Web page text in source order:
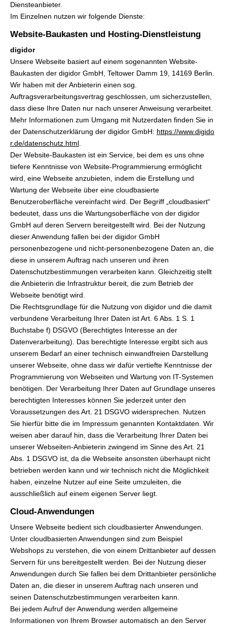
Diensteanbieter.
Im Einzelnen nutzen wir folgende Dienste:
Website-Baukasten und Hosting-Dienstleistung
digidor
Unsere Webseite basiert auf einem sogenannten Website-
Baukasten der digidor GmbH, Teltower Damm 19, 14169 Berlin.
Wir haben mit der Anbieterin einen sog.
Auftragsverarbeitungsvertrag geschlossen, um sicherzustellen,
dass diese Ihre Daten nur nach unserer Anweisung verarbeitet.
Mehr Informationen zum Umgang mit Nutzerdaten finden Sie in
der Datenschutzerklärung der digidor GmbH: https://www.digido
r.de/datenschutz.html
Der Website-Baukasten ist ein Service, bei dem es uns ohne
tiefere Kenntnisse von Website-Programmierung ermöglicht
wird, eine Webseite anzubieten, indem die Erstellung und
Wartung der Webseite über eine cloudbasierte
Benutzeroberfläche vereinfacht wird. Der Begriff „cloudbasiert“
bedeutet, dass uns die Wartungsoberfläche von der digidor
GmbH auf deren Servern bereitgestellt wird. Bei der Nutzung
dieser Anwendung fallen bei der digidor GmbH
personenbezogene und nicht-personenbezogene Daten an, die
diese in unserem Auftrag nach unseren und ihren
Datenschutzbestimmungen verarbeiten kann. Gleichzeitig stellt
die Anbieterin die Infrastruktur bereit, die zum Betrieb der
Webseite benötigt wird.
Die Rechtsgrundlage für die Nutzung von digidor und die damit
verbundene Verarbeitung Ihrer Daten ist Art. 6 Abs. 1 S. 1
Buchstabe f) DSGVO (Berechtigtes Interesse an der
Datenverarbeitung). Das berechtigte Interesse ergibt sich aus
unserem Bedarf an einer technisch einwandfreien Darstellung
unserer Webseite, ohne dass wir dafür vertiefte Kenntnisse der
Programmierung von Webseiten und Wartung von IT-Systemen
benötigen. Der Verarbeitung Ihrer Daten auf Grundlage unseres
berechtigten Interesses können Sie jederzeit unter den
Voraussetzungen des Art. 21 DSGVO widersprechen. Nutzen
Sie hierfür bitte die im Impressum genannten Kontaktdaten. Wir
weisen aber darauf hin, dass die Verarbeitung Ihrer Daten bei
unserer Webseiten-Anbieterin zwingend im Sinne des Art. 21
Abs. 1 DSGVO ist, da die Webseite ansonsten überhaupt nicht
betrieben werden kann und wir technisch nicht die Möglichkeit
haben, einzelne Nutzer auf eine Seite umzuleiten, die
ausschließlich auf einem eigenen Server liegt.
Cloud-Anwendungen
Unsere Webseite bedient sich cloudbasierter Anwendungen.
Unter cloudbasierten Anwendungen sind zum Beispiel
Webshops zu verstehen, die von einem Drittanbieter auf dessen
Servern für uns bereitgestellt werden. Bei der Nutzung dieser
Anwendungen durch Sie fallen bei dem Drittanbieter persönliche
Daten an, die dieser in unserem Auftrag nach unseren und
seinen Datenschutzbestimmungen verarbeiten kann.
Bei jedem Aufruf der Anwendung werden allgemeine
Informationen von Ihrem Browser automatisch an den Server